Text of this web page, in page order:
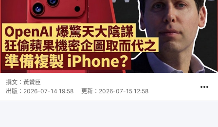
撰文： 黃贊臣
出版： 2026-07-14 19:58 更新： 2026-07-15 12:58